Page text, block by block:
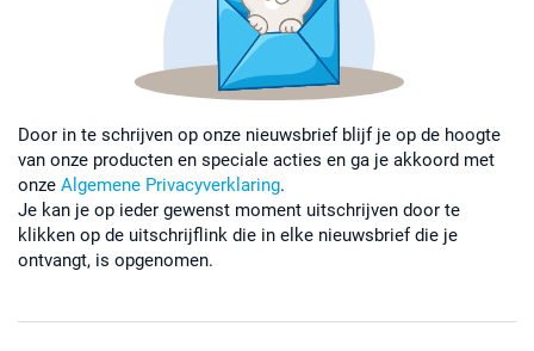
Door in te schrijven op onze nieuwsbrief blijf je op de hoogte
van onze producten en speciale acties en ga je akkoord met
onze Algemene Privacyverklaring.
Je kan je op ieder gewenst moment uitschrijven door te
klikken op de uitschrijflink die in elke nieuwsbrief die je
ontvangt, is opgenomen.